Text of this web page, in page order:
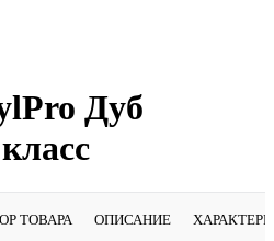
Дуб
ТОВАРА ОПИСАНИЕ